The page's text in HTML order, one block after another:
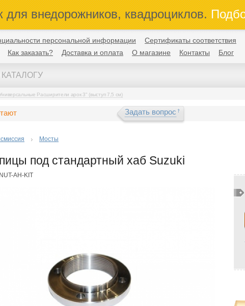
для внедорожников, квадроциклов.
персональной информации
Сертификаты соответствия
Как заказать? Доставка и оплата О магазине Контакты Блог
Универсальные Расширители арок 3" (выступ 7,5 см)
Задать вопрос
Мосты
под стандартный хаб Suzuki
AH-KIT